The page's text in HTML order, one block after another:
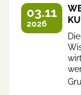
03.11
2026